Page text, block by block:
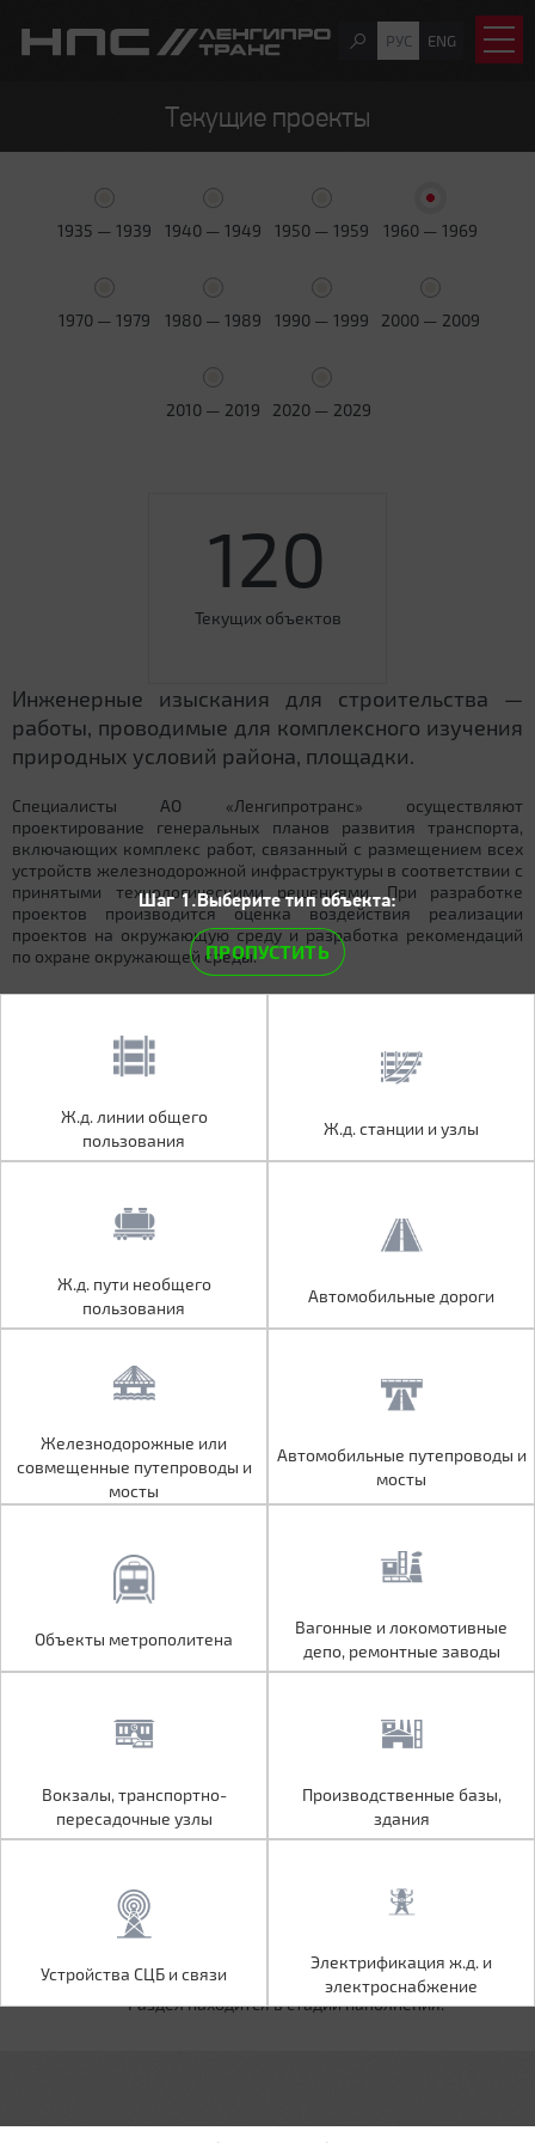
РУС ENG
Текущие проекты
1935 — 1939 1940 — 1949 1950 — 1959 1960 — 1969
1970 — 1979 1980 — 1989 1990 — 1999 2000 — 2009
2010 — 2019 2020 — 2029
120
Текущих объектов
Инженерные изыскания для строительства —
работы, проводимые для комплексного изучения
природных условий района, площадки.
Специалисты АО «Ленгипротранс» осуществляют
проектирование генеральных планов развития транспорта,
включающих комплекс работ, связанный с размещением всех
устройств железнодорожной инфраструктуры в соответствии с
принятыми технологическими решениями. При разработке
проектов производится оценка воздействия реализации
проектов на окружающую среду и разработка рекомендаций
по охране окружающей среды.
Ж.д. линии общего
пользования
Ж.д. пути необщего
пользования
Автомобильные дороги
Железнодорожные или
совмещенные путепроводы и
мосты
Автомобильные путепроводы и
мосты
Вагонные и локомотивные
Вокзалы, транспортно-
пересадочные узлы
Производственные базы,
Электрификация ж.д. и
электроснабжение
Шаг 1.Выберите тип объекта:
ПРОПУСТИТЬ
Ж.д. линии общего
пользования
Ж.д. станции и узлы
Ж.д. пути необщего
пользования
Автомобильные дороги
Железнодорожные или
совмещенные путепроводы и
мосты
Автомобильные путепроводы и
мосты
Объекты метрополитена
Вагонные и локомотивные
депо, ремонтные заводы
Вокзалы, транспортно-
пересадочные узлы
Производственные базы,
здания
Устройства СЦБ и связи
Электрификация ж.д. и
электроснабжение
Раздел находится в стадии наполнения.